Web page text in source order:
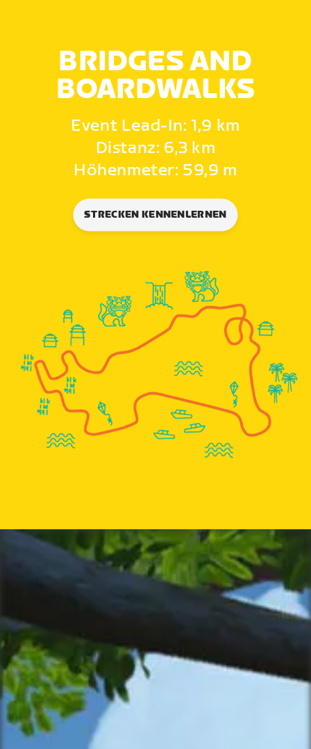
BRIDGES AND
BOARDWALKS
Event Lead-In: 1,9 km
Distanz: 6,3 km
Höhenmeter: 59,9 m
STRECKEN KENNENLERNEN